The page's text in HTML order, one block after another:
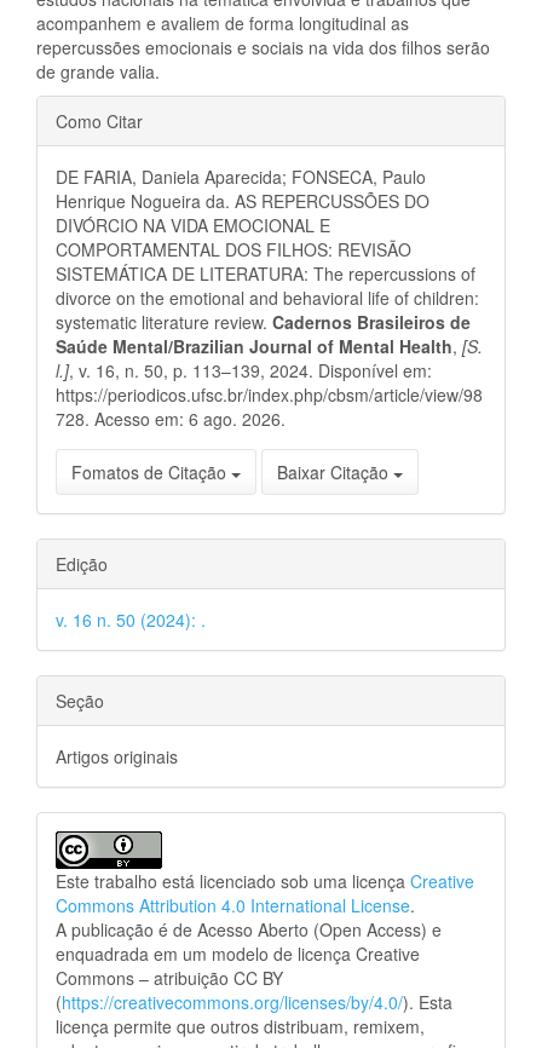
acompanhem e avaliem de forma longitudinal as
repercussões emocionais e sociais na vida dos filhos serão
de grande valia.
Detalhes
do
artigo
Como Citar
DE FARIA, Daniela Aparecida; FONSECA, Paulo
Henrique Nogueira da. AS REPERCUSSÕES DO
DIVÓRCIO NA VIDA EMOCIONAL E
COMPORTAMENTAL DOS FILHOS: REVISÃO
SISTEMÁTICA DE LITERATURA: The repercussions of
divorce on the emotional and behavioral life of children:
systematic literature review. Cadernos Brasileiros de
Saúde Mental/Brazilian Journal of Mental Health, [S.
l.], v. 16, n. 50, p. 113–139, 2024. Disponível em:
https://periodicos.ufsc.br/index.php/cbsm/article/view/98
728. Acesso em: 6 ago. 2026.
Fomatos de Citação Baixar Citação
Edição
v. 16 n. 50 (2024): .
Seção
Artigos originais
Este trabalho está licenciado sob uma licença Creative
Commons Attribution 4.0 International License.
A publicação é de Acesso Aberto (Open Access) e
enquadrada em um modelo de licença Creative
Commons – atribuição CC BY
(https://creativecommons.org/licenses/by/4.0/). Esta
licença permite que outros distribuam, remixem,